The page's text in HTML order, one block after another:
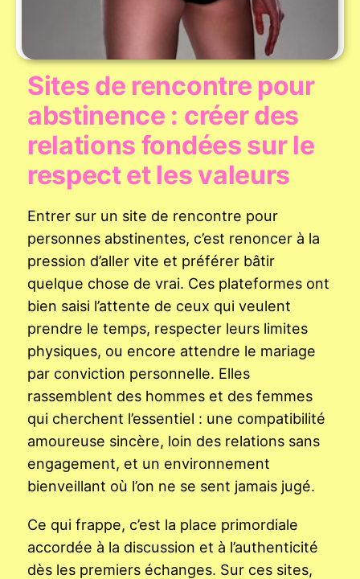
Sites de rencontre pour
abstinence : créer des
relations fondées sur le
respect et les valeurs
Entrer sur un site de rencontre pour
personnes abstinentes, c’est renoncer à la
pression d’aller vite et préférer bâtir
quelque chose de vrai. Ces plateformes ont
bien saisi l’attente de ceux qui veulent
prendre le temps, respecter leurs limites
physiques, ou encore attendre le mariage
par conviction personnelle. Elles
rassemblent des hommes et des femmes
qui cherchent l’essentiel : une compatibilité
amoureuse sincère, loin des relations sans
engagement, et un environnement
bienveillant où l’on ne se sent jamais jugé.
Ce qui frappe, c’est la place primordiale
accordée à la discussion et à l’authenticité
dès les premiers échanges. Sur ces sites,